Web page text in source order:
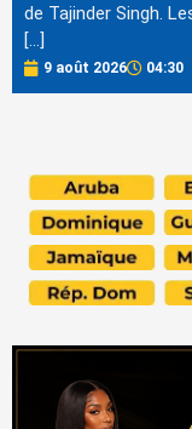
de Tajinder Singh.
[…]
9 août 2026 04:30